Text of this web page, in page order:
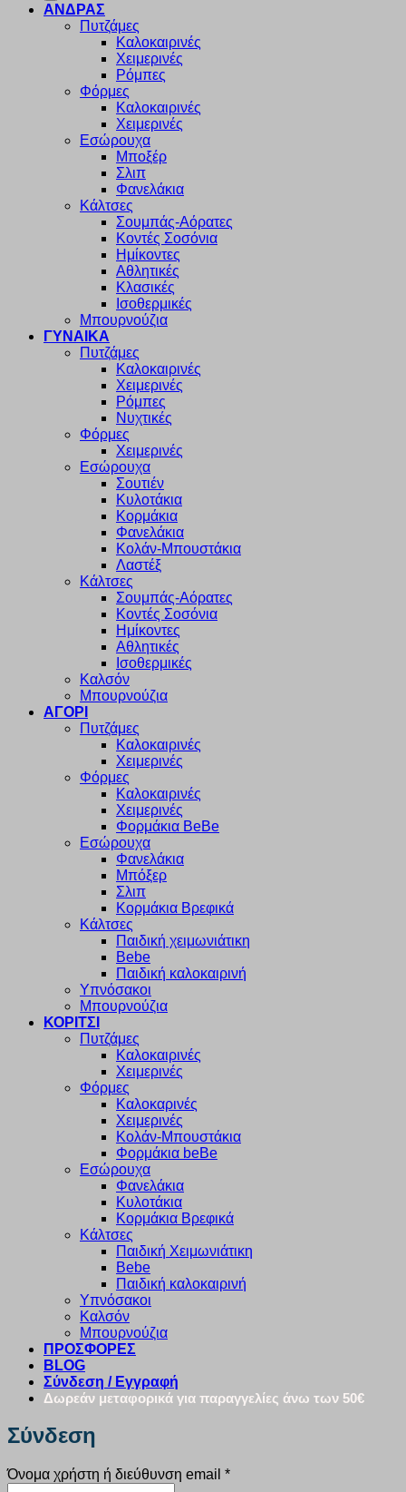
ΑΝΔΡΑΣ
Πυτζάμες
Καλοκαιρινές
Χειμερινές
Ρόμπες
Φόρμες
Καλοκαιρινές
Χειμερινές
Εσώρουχα
Μποξέρ
Σλιπ
Φανελάκια
Κάλτσες
Σουμπάς-Αόρατες
Κοντές Σοσόνια
Ημίκοντες
Αθλητικές
Κλασικές
Ισοθερμικές
Μπουρνούζια
ΓΥΝΑΙΚΑ
Πυτζάμες
Καλοκαιρινές
Χειμερινές
Ρόμπες
Νυχτικές
Φόρμες
Χειμερινές
Εσώρουχα
Σουτιέν
Κυλοτάκια
Κορμάκια
Φανελάκια
Κολάν-Μπουστάκια
Λαστέξ
Κάλτσες
Σουμπάς-Αόρατες
Κοντές Σοσόνια
Ημίκοντες
Αθλητικές
Ισοθερμικές
Καλσόν
Μπουρνούζια
ΑΓΟΡΙ
Πυτζάμες
Καλοκαιρινές
Χειμερινές
Φόρμες
Καλοκαιρινές
Χειμερινές
Φορμάκια BeBe
Εσώρουχα
Φανελάκια
Μπόξερ
Σλιπ
Κορμάκια Βρεφικά
Κάλτσες
Παιδική χειμωνιάτικη
Bebe
Παιδική καλοκαιρινή
Υπνόσακοι
Μπουρνούζια
ΚΟΡΙΤΣΙ
Πυτζάμες
Καλοκαιρινές
Χειμερινές
Φόρμες
Καλοκαρινές
Χειμερινές
Κολάν-Μπουστάκια
Φορμάκια beBe
Εσώρουχα
Φανελάκια
Κυλοτάκια
Κορμάκια Βρεφικά
Κάλτσες
Παιδική Χειμωνιάτικη
Bebe
Παιδική καλοκαιρινή
Υπνόσακοι
Καλσόν
Μπουρνούζια
ΠΡΟΣΦΟΡΕΣ
BLOG
Σύνδεση / Εγγραφή
Δωρεάν μεταφορικά για παραγγελίες άνω των 50€
Σύνδεση
Όνομα χρήστη ή διεύθυνση email *Απαιτείται